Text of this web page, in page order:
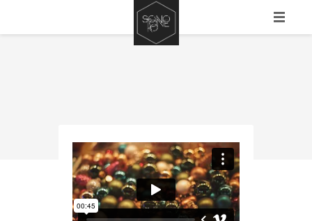
EUROSTAR XMAS LONDONfrom
Sonotone KOonVimeo.